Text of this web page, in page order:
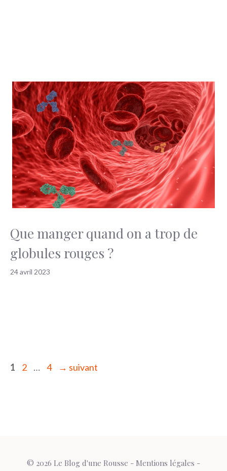
Que manger quand on a trop de
globules rouges ?
24 avril 2023
Page
1 Page
2 … Page
4 → suivant
© 2026 Le Blog d'une Rousse - Mentions légales -